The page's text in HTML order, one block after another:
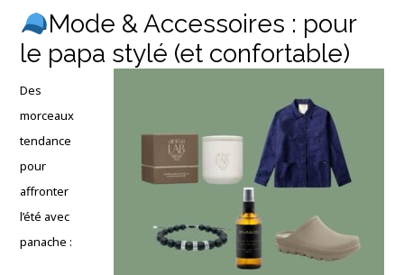
Mode & Accessoires : pour
le papa stylé (et confortable)
Des
morceaux
tendance
pour
affronter
l’été avec
panache :